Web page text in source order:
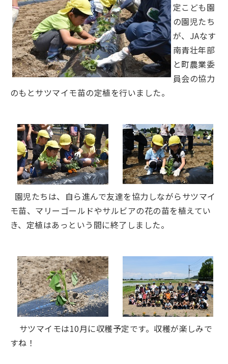
定こども園
の園児たち
が、JAなす
南青壮年部
と町農業委
員会の協力
のもとサツマイモ苗の定植を行いました。
園児たちは、自ら進んで友達を協力しながらサツマイ
モ苗、マリーゴールドやサルビアの花の苗を植えてい
き、定植はあっという間に終了しました。
サツマイモは10月に収穫予定です。収穫が楽しみで
すね！